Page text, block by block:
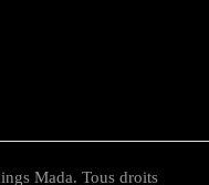
Mada. Tous droits